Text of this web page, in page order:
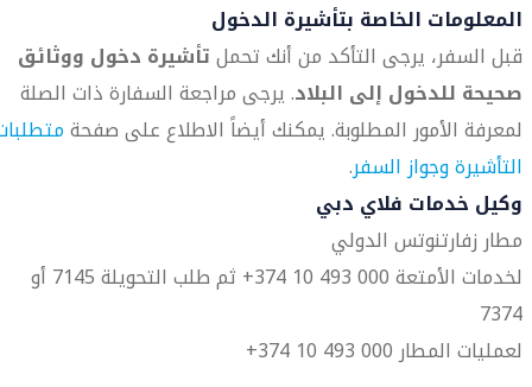
المعلومات الخاصة بتأشيرة الدخول
قبل السفر، يرجى التأكد من أنك تحملتأشيرة دخول ووثائق
صحيحة للدخول إلى البلاد. يرجى مراجعة السفارة ذات الصلة
لمعرفة الأمور المطلوبة. يمكنك أيضاً الاطلاع على صفحة
التأشيرة وجواز السفر.
وكيل خدمات فلاي دبي
مطار زفارتنوتس الدولي
لخدمات الأمتعة 000 493 10 374+ ثم طلب التحويلة 7145 أو
7374
لعمليات المطار 000 493 10 374+